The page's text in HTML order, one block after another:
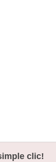
clic!